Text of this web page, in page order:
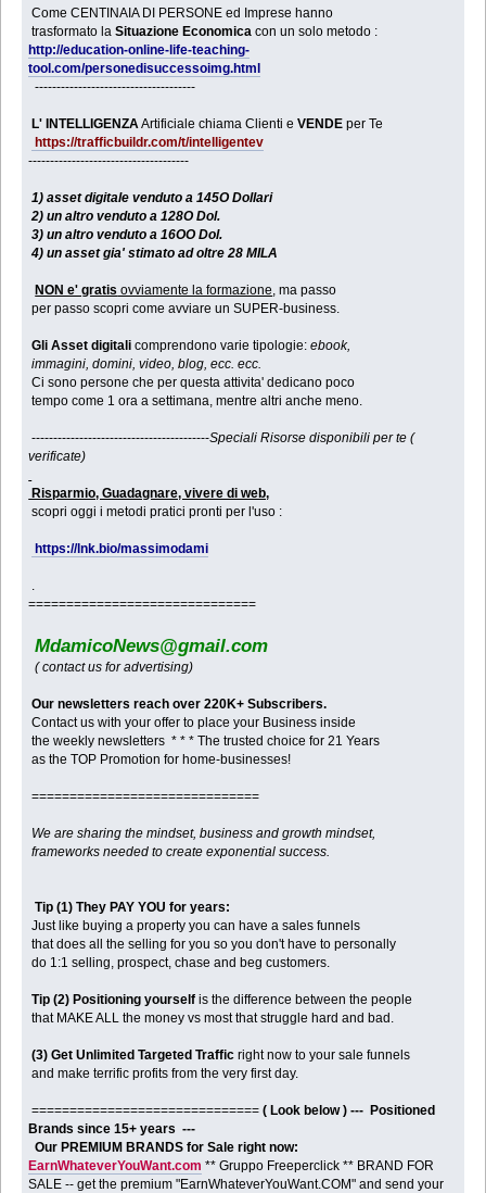
Come CENTINAIA DI PERSONE ed Imprese hanno
trasformato laSituazione Economica con un solo metodo :
http://education-online-life-teaching-
tool.com/personedisuccessoimg.html
-------------------------------------
L' INTELLIGENZA Artificiale chiama Clienti eVENDE per Te
https://trafficbuildr.com/t/intelligentev
-------------------------------------
1) asset digitale venduto a 145O Dollari
2) un altro venduto a 128O Dol.
3) un altro venduto a 16OO Dol.
4) un asset gia' stimato ad oltre 28 MILA
NON e' gratis ovviamente la formazione , ma passo
per passo scopri come avviare un SUPER-business.
Gli Asset digitali comprendono varie tipologie:ebook,
immagini, domini, video, blog, ecc. ecc.
Ci sono persone che per questa attivita' dedicano poco
tempo come 1 ora a settimana, mentre altri anche meno.
-----------------------------------------Speciali Risorse disponibili per te (
verificate)
Risparmio, Guadagnare, vivere di web,
scopri oggi i metodi pratici pronti per l'uso :
https://lnk.bio/massimodami
==============================
MdamicoNews@gmail.com
( contact us for advertising)
Our newsletters reach over 220K+ Subscribers.
Contact us with your offer to place your Business inside
the weekly newsletters * * * The trusted choice for 21 Years
as the TOP Promotion for home-businesses!
==============================
We are sharing the mindset, business and growth mindset,
frameworks needed to create exponential success.
Tip (1) They PAY YOU for years:
Just like buying a property you can have a sales funnels
that does all the selling for you so you don't have to personally
do 1:1 selling, prospect, chase and beg customers.
Tip (2) Positioning yourself is the difference between the people
that MAKE ALL the money vs most that struggle hard and bad.
(3) Get Unlimited Targeted Traffic right now to your sale funnels
and make terrific profits from the very first day.
==============================( Look below ) --- Positioned
Brands since 15+ years ---
Our PREMIUM BRANDS for Sale right now:
EarnWhateverYouWant.com ** Gruppo Freeperclick ** BRAND FOR
SALE -- get the premium "EarnWhateverYouWant.COM" and send your